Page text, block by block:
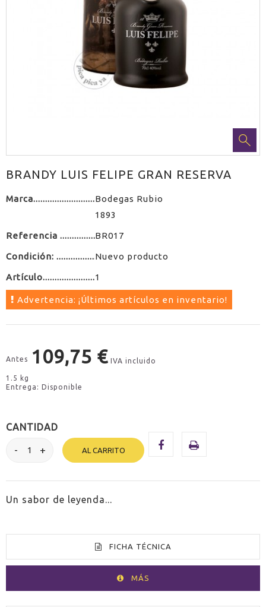
BRANDY LUIS FELIPE GRAN RESERVA
Marca
Bodegas Rubio
1893
Referencia BR017
Condición: Nuevo producto
Artículo 1
Advertencia: ¡Últimos artículos en inventario!
Antes 109,75 € IVA incluido
1.5 kg
Entrega: Disponible
CANTIDAD
AL CARRITO
Un sabor de leyenda...
FICHA TÉCNICA
MÁS